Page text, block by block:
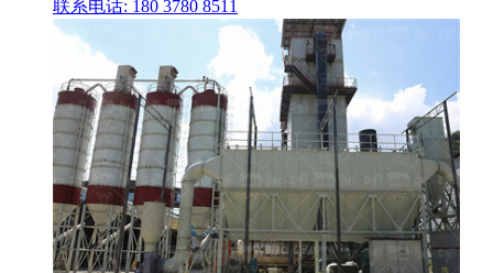
联系电话: 180 3780 8511